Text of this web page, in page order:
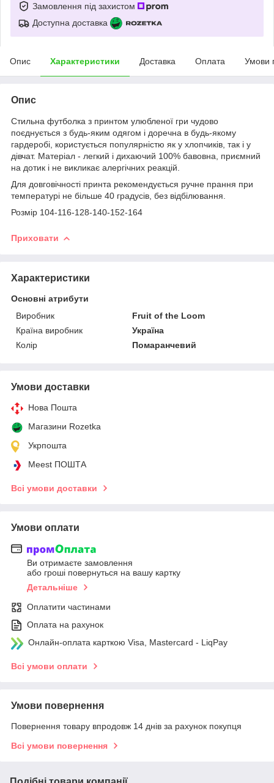
Замовлення під захистом
Доступна доставка
Опис Характеристики Доставка Оплата Умови
Опис
Стильна футболка з принтом улюбленої гри чудово
поєднується з будь-яким одягом і доречна в будь-якому
гардеробі, користується популярністю як у хлопчиків, так і у
дівчат. Матеріал - легкий і дихаючий 100% бавовна, приємний
на дотик і не викликає алергічних реакцій.
Для довговічності принта рекомендується ручне прання при
температурі не більше 40 градусів, без відбілювання.
Розмір 104-116-128-140-152-164
Приховати
Характеристики
Основні атрибути
Виробник
Fruit of the Loom
Країна виробник
Україна
Колір
Помаранчевий
Умови доставки
Нова Пошта
Магазини Rozetka
Укрпошта
Meest ПОШТА
Всі умови доставки
Умови оплати
Ви отримаєте замовлення
або гроші повернуться на вашу картку
Детальніше
Оплатити частинами
Оплата на рахунок
Онлайн-оплата карткою Visa, Mastercard - LiqPay
Всі умови оплати
Умови повернення
Повернення товару впродовж 14 днів за рахунок покупця
Всі умови повернення